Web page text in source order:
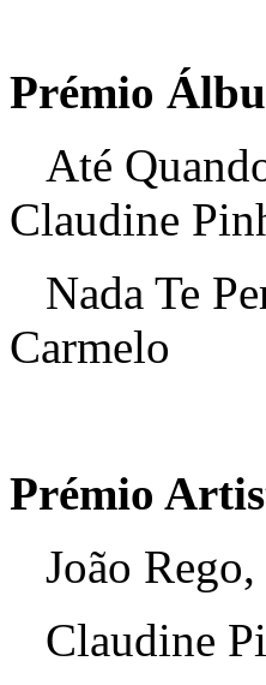
Prémio
Até
Claudine
Nada Te
Carmelo
Prémio
João
Claudine